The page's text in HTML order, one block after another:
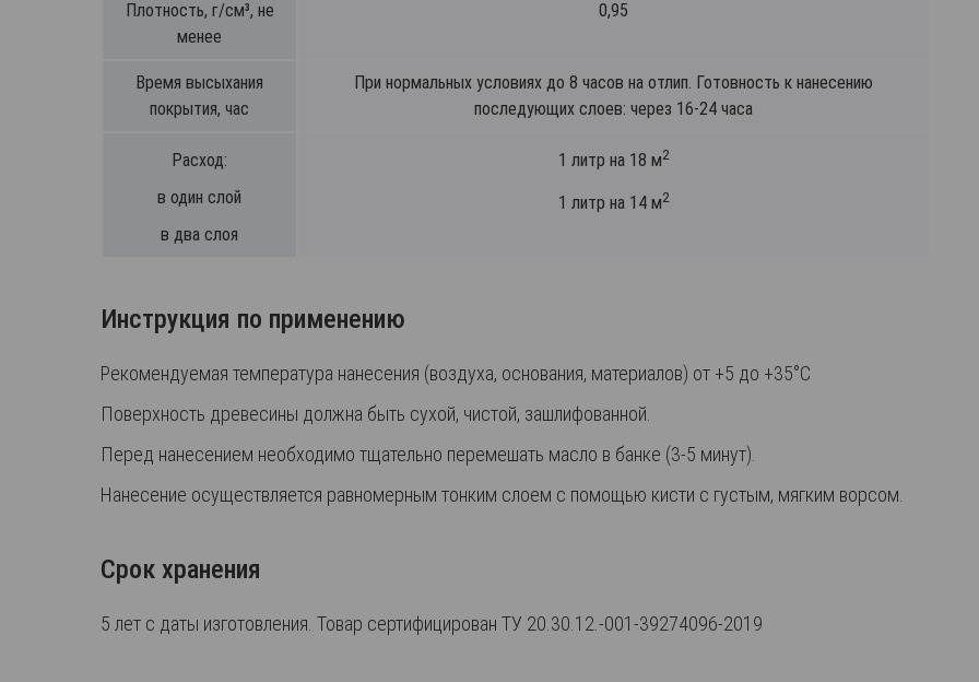
Плотность, г/см³, не
менее
0,95
Время высыхания
покрытия, час
При нормальных условиях до 8 часов на отлип. Готовность к нанесению
последующих слоев: через 16-24 часа
Расход:
в один слой
в два слоя
1 литр на 18 м2
1 литр на 14 м2
Инструкция по применению
Рекомендуемая температура нанесения (воздуха, основания, материалов) от +5 до +35°С
Поверхность древесины должна быть сухой, чистой, зашлифованной.
Перед нанесением необходимо тщательно перемешать масло в банке (3-5 минут).
Нанесение осуществляется равномерным тонким слоем с помощью кисти с густым, мягким ворсом.
Срок хранения
5 лет с даты изготовления. Товар сертифицирован ТУ 20.30.12.-001-39274096-2019